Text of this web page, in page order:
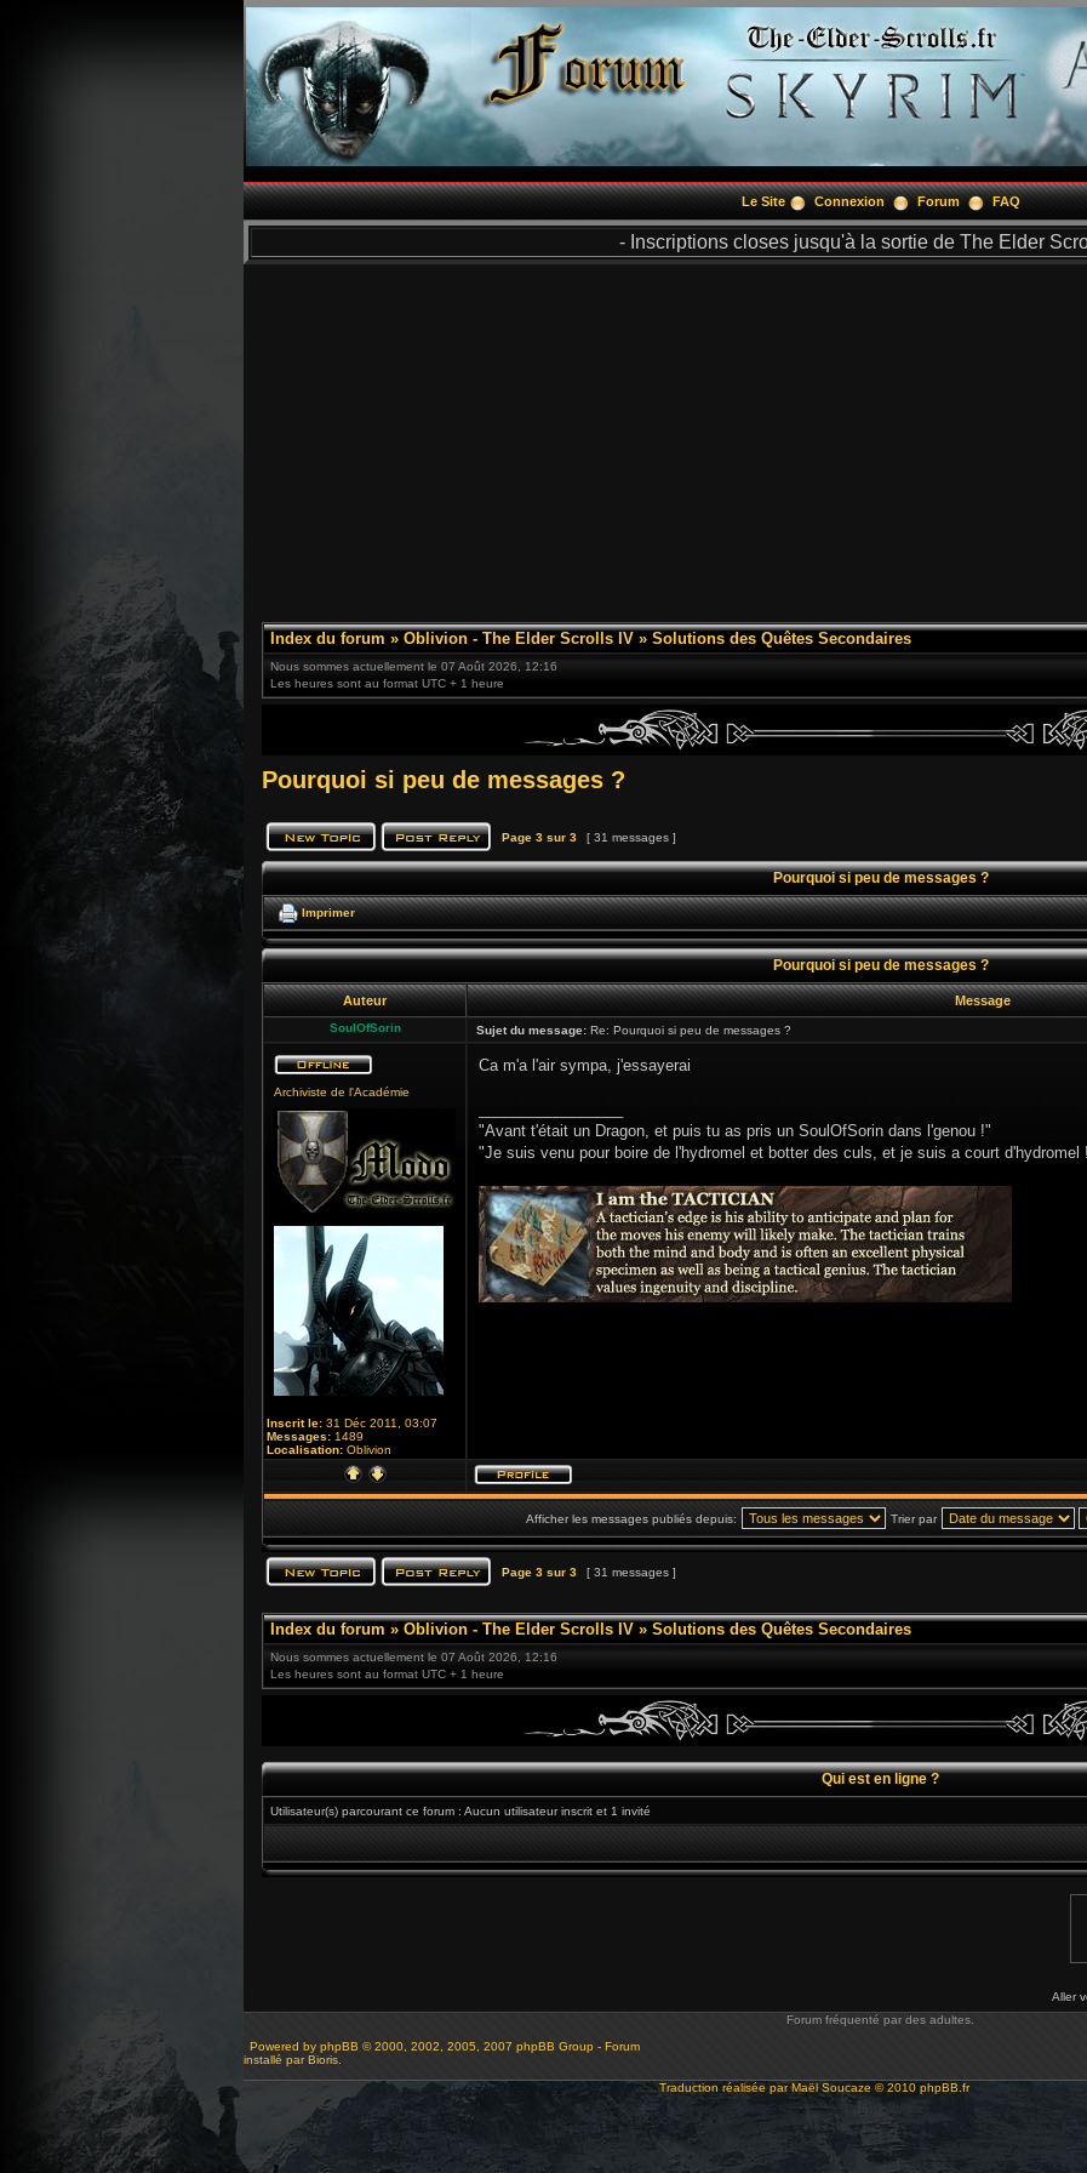
Le Site Connexion Forum FAQ
- Inscriptions closes jusqu'à la sortie de The Elder
Index du forum » Oblivion - The Elder Scrolls IV » Solutions des Quêtes Secondaires
Nous sommes actuellement le 07 Août 2026, 12:16
Les heures sont au format UTC + 1 heure
Pourquoi si peu de messages ?
Page 3 sur 3 [ 31 messages ]
Pourquoi si peu de messages ?
Imprimer
Pourquoi si peu de messages ?
Auteur Message
SoulOfSorin Sujet du message: Re: Pourquoi si peu de messages ?
Archiviste de l'Académie
Inscrit le: 31 Déc 2011, 03:07
Messages: 1489
Localisation: Oblivion
Ca m'a l'air sympa, j'essayerai
"Avant t'était un Dragon, et puis tu as pris un SoulOfSorin dans l'genou !"
"Je suis venu pour boire de l'hydromel et botter des culs, et je suis a court d'hydromel
Afficher les messages publiés depuis: Trier par
Page 3 sur 3 [ 31 messages ]
Index du forum » Oblivion - The Elder Scrolls IV » Solutions des Quêtes Secondaires
Nous sommes actuellement le 07 Août 2026, 12:16
Les heures sont au format UTC + 1 heure
Qui est en ligne ?
Utilisateur(s) parcourant ce forum : Aucun utilisateur inscrit et 1 invité
Aller
Forum fréquenté par des adultes.
Powered by phpBB © 2000, 2002, 2005, 2007 phpBB Group - Forum
installé par Bioris.
Traduction réalisée parMaël Soucaze © 2010 phpBB.fr